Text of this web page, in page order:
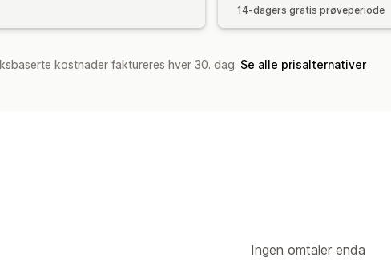
14-dagers gratis prøveperiode
kostnader faktureres hver 30. dag. Se alle prisalternativer
Ingen omtaler enda